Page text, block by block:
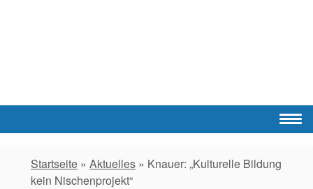
Startseite » Aktuelles » Knauer: „Kulturelle Bildung
kein Nischenprojekt“